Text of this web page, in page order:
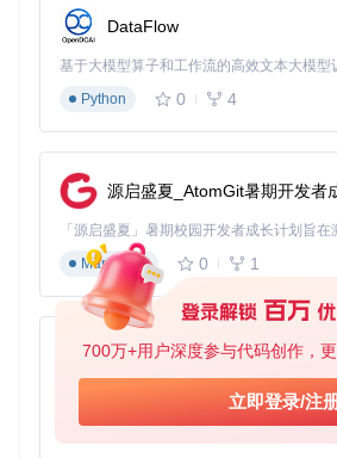
700万+用户深度参与代码创作，
立即登录/注
开发者直接交互的层面。这一层就像建
各种预制构件，使开发者能够快速搭建
工具链 ：包括cjpm构建系统、调试工具
开发过程提供全方位支持。这一层类似
底层原理剖析：CjQt实现机制
CjQt的核心实现基于以下关键技术：
双向绑定机制：CjQt通过自定义的中
象与仓颉语言对象的双向绑定，确
和对象状态的一致性。
信号槽转换：将Qt的信号槽机制转
调形式，同时保留了原有的事件驱
：通过引用计数和自
了Qt对象生命周期管理的难题，大
DataFlow
基于大模型算子和工作流的高效文本大模型
Python
0 4
源启盛夏_AtomGit暑期开发者
Markdown
0 1
py-xiaozhi
Python
0 1